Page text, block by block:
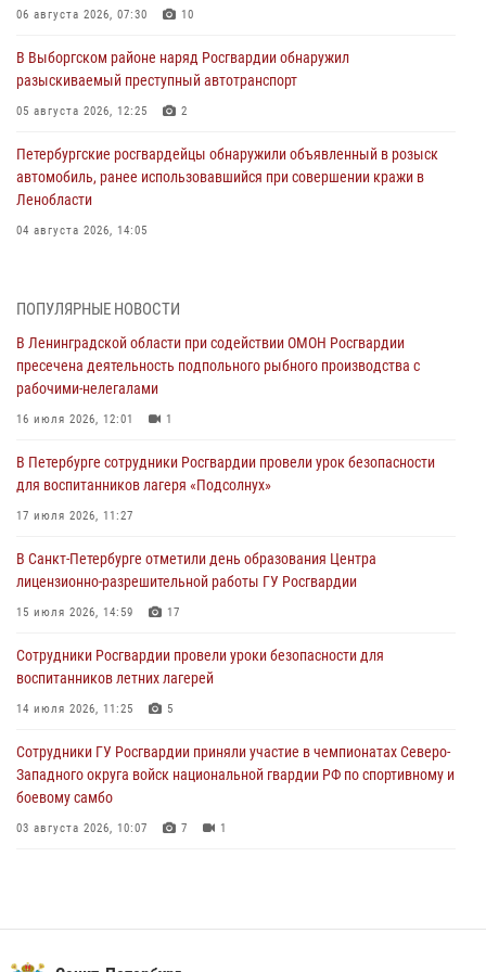
06 августа 2026, 07:30 10
В Выборгском районе наряд Росгвардии обнаружил
разыскиваемый преступный автотранспорт
05 августа 2026, 12:25 2
Петербургские росгвардейцы обнаружили объявленный в розыск
автомобиль, ранее использовавшийся при совершении кражи в
Ленобласти
04 августа 2026, 14:05
также оказали доврачебную помощь пострадавшим
03 августа 2026, 14:15 3 1
Росгвардейцы приняли участие в Большом семейном фестивале
03 августа 2026, 13:26
В Ленинградской области сотрудники Росгвардии обнаружили
пропавшего мальчика с нарушением слуха и помогли ему вернуться
домой
В Санкт-Петербурге при содействии СОБР Росгвардии задержаны
подозреваемые в мошеннических действиях
Сотрудники ГУ Росгвардии приняли участие в чемпионатах Северо-
Западного округа войск национальной гвардии РФ по спортивному и
03 августа 2026, 10:07 7 1
ПОПУЛЯРНЫЕ НОВОСТИ
В Ленинградской области при содействии ОМОН Росгвардии
пресечена деятельность подпольного рыбного производства с
рабочими-нелегалами
16 июля 2026, 12:01 1
В Петербурге сотрудники Росгвардии провели урок безопасности
для воспитанников лагеря «Подсолнух»
17 июля 2026, 11:27
В Санкт-Петербурге отметили день образования Центра
лицензионно-разрешительной работы ГУ Росгвардии
15 июля 2026, 14:59 17
Сотрудники Росгвардии провели уроки безопасности для
воспитанников летних лагерей
14 июля 2026, 11:25 5
Сотрудники ГУ Росгвардии приняли участие в чемпионатах Северо-
Западного округа войск национальной гвардии РФ по спортивному и
боевому самбо
03 августа 2026, 10:07 7 1
В Красногвардейском районе росгвардейцы задержали хулигана,